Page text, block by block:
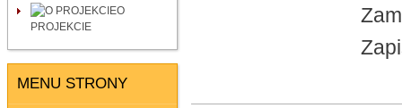
O
PROJEKCIE
MENU STRONY